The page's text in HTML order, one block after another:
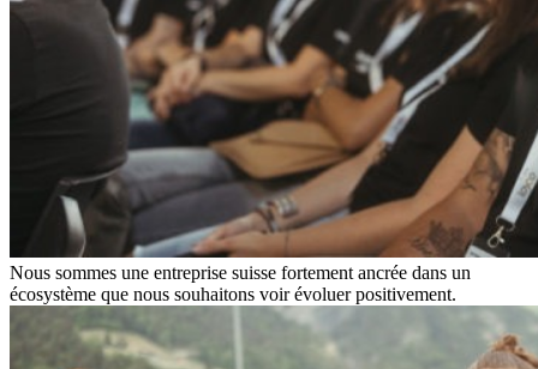
Nous sommes une entreprise suisse fortement ancrée dans un
écosystème que nous souhaitons voir évoluer positivement.